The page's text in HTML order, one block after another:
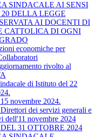
SINDACALE AI SENSI
20 DELLA LEGGE
AI DOCENTI DI
CATTOLICA DI OGNI
economiche per
rivolto al
di Istituto del 22
novembre 2024.
dei servizi generali e
dell'11 novembre 2024
31 OTTOBRE 2024